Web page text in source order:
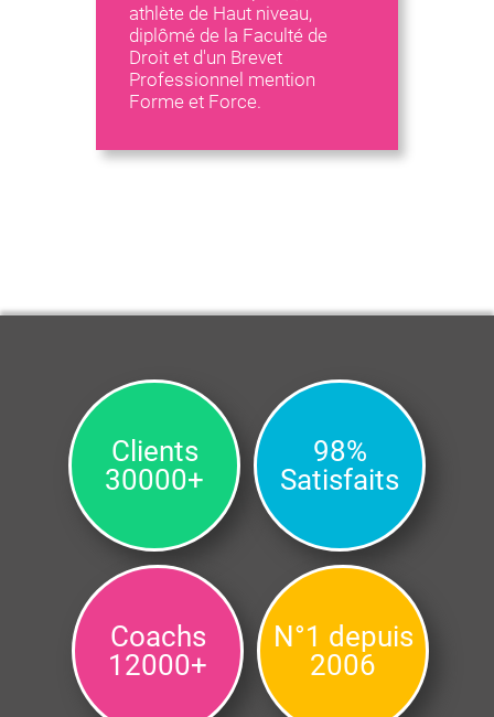
athlète de Haut niveau,
diplômé de la Faculté de
Droit et d'un Brevet
Professionnel mention
Forme et Force.
Clients
30000+
98%
Satisfaits
Coachs
12000+
N°1 depuis
2006